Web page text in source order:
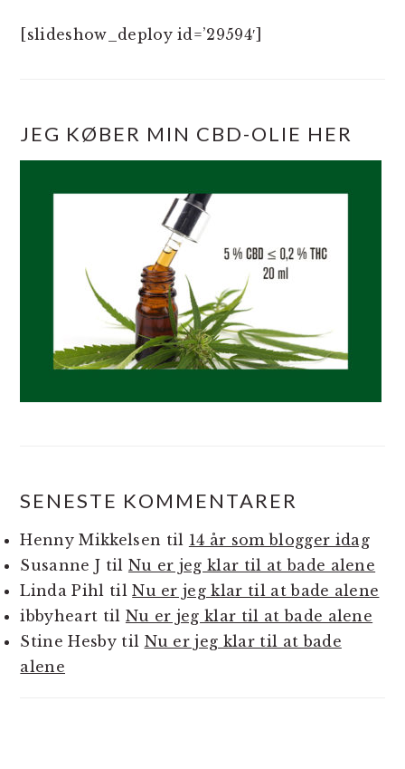
[slideshow_deploy id=’29594′]
JEG KØBER MIN CBD-OLIE HER
SENESTE KOMMENTARER
Henny Mikkelsen til 14 år som blogger idag
Susanne J til Nu er jeg klar til at bade alene
Linda Pihl tilNu er jeg klar til at bade alene
ibbyheart til Nu er jeg klar til at bade alene
Stine Hesbytil Nu er jeg klar til at bade
alene